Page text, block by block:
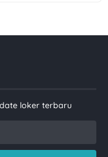
loker terbaru